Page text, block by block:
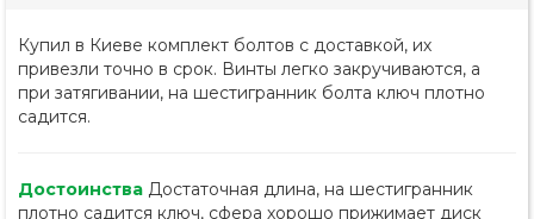
Купил в Киеве комплект болтов с доставкой, их
привезли точно в срок. Винты легко закручиваются, а
при затягивании, на шестигранник болта ключ плотно
садится.
Достоинства Достаточная длина, на шестигранник
плотно садится ключ, сфера хорошо прижимает диск